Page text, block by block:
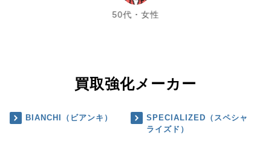
50代・女性
買取強化メーカー
BIANCHI（ビアンキ）
SPECIALIZED（スペシャ
ライズド）